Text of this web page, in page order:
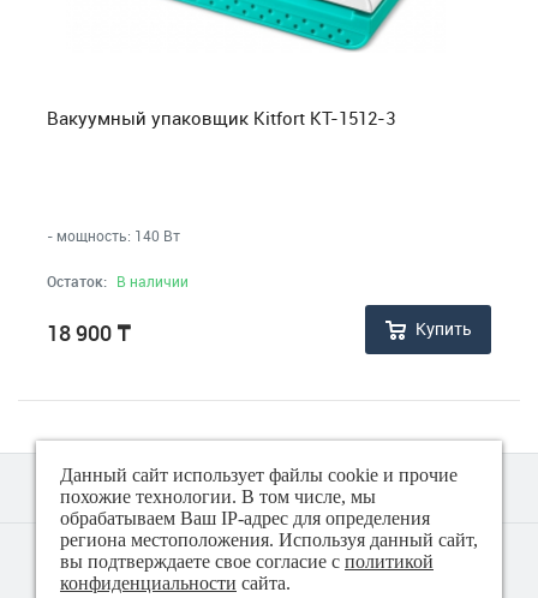
Контейнеры
Кухонные инструменты
Машинки для удаления катышков
Мельницы для специй
Миксеры, блендеры, измельчители (чопперы)
Вакуумный упаковщик Kitfort КТ-1512-3
- мощность: 140 Вт
Остаток: В наличии
18 900 ₸ Купить
© 2018 - 2026 Техно плюс
Политика конфиденциальности
Данный сайт использует файлы cookie и прочие
похожие технологии. В том числе, мы
обрабатываем Ваш IP-адрес для определения
региона местоположения. Используя данный сайт,
вы подтверждаете свое согласие с политикой
конфиденциальности сайта.